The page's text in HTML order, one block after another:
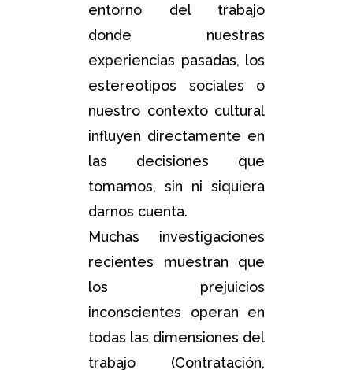
entorno del trabajo
donde nuestras
experiencias pasadas, los
estereotipos sociales o
nuestro contexto cultural
influyen directamente en
las decisiones que
tomamos, sin ni siquiera
darnos cuenta.
Muchas investigaciones
recientes muestran que
los prejuicios
inconscientes operan en
todas las dimensiones del
trabajo (Contratación,